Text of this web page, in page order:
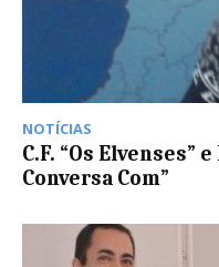
NOTÍCIAS
C.F. “Os Elvenses”
Conversa Com”